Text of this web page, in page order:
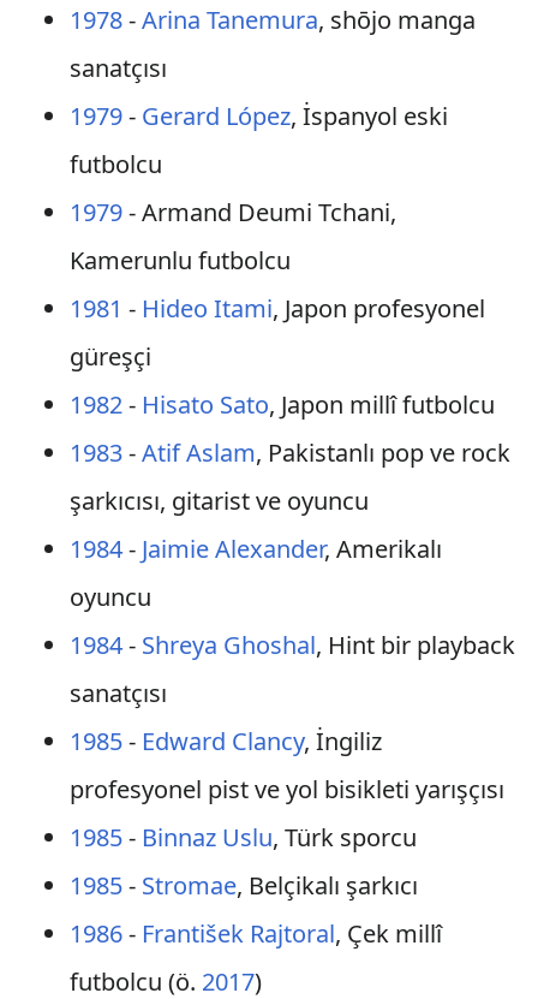
1978-Arina Tanemura, shōjo manga
sanatçısı
1979- Gerard López, İspanyol eski
futbolcu
1979- Armand Deumi Tchani,
Kamerunlu futbolcu
1981 - Hideo Itami, Japon profesyonel
güreşçi
1982- Hisato Sato, Japon millî futbolcu
1983-Atif Aslam, Pakistanlı pop ve rock
şarkıcısı, gitarist ve oyuncu
1984- Jaimie Alexander, Amerikalı
oyuncu
1984- Shreya Ghoshal, Hint bir playback
sanatçısı
1985- Edward Clancy, İngiliz
profesyonel pist ve yol bisikleti yarışçısı
1985- Binnaz Uslu, Türk sporcu
1985- Stromae, Belçikalı şarkıcı
1986- František Rajtoral, Çek millî
futbolcu (ö. 2017)